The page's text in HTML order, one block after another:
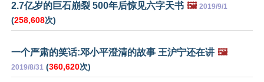
2.7亿岁的巨石崩裂 500年后惊见六字天书 🖼️ 2019/9/1
(258,608次)
一个严肃的笑话:邓小平澄清的故事 王沪宁还在讲 🖼️
2019/8/31 (360,620次)